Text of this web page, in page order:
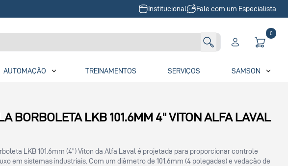
Institucional Fale com um Especialista
0
AUTOMAÇÃO TREINAMENTOS SERVIÇOS SAMSON
BORBOLETA LKB 101.6MM 4" VITON ALFA LAVAL
LKB 101.6mm (4") Viton da Alfa Laval é projetada para proporcionar controle
em sistemas industriais. Com um diâmetro de 101.6mm (4 polegadas) e vedação de